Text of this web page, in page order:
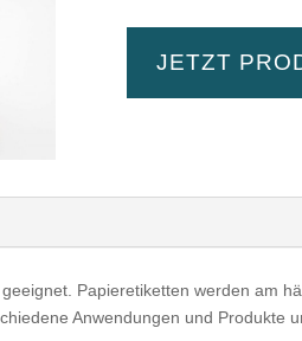
JETZT
Papieretiketten werden am
Anwendungen und Produkte